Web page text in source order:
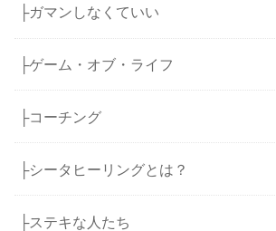
├ガマンしなくていい
├ゲーム・オブ・ライフ
├コーチング
├シータヒーリングとは？
├ステキな人たち